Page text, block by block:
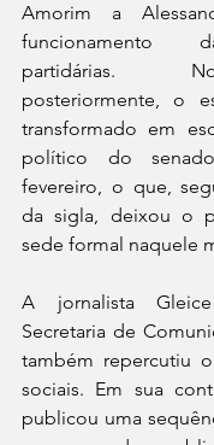
Amorim a
funcionamento
partidárias.
posteriormente, o
transformado em
político do
fevereiro, o que,
da sigla, deixou o
sede formal naquele
A jornalista
Secretaria de
também repercutiu
sociais. Em sua
publicou uma